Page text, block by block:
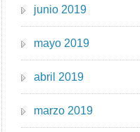
junio 2019
mayo 2019
abril 2019
marzo 2019